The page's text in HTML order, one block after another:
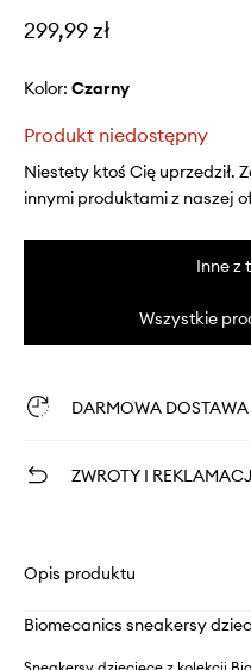
299,99 zł
Kolor: czarny
Produkt niedostępny
Niestety ktoś Cię uprzedził.
innymi produktami z naszej
Inne z
Wszystkie
DARMOWA
ZWROTY I
Opis produktu
Biomecanics sneakersy